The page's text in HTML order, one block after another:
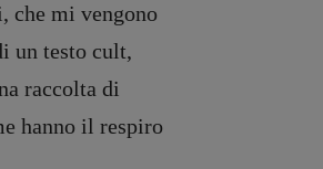
che mi vengono
un testo cult,
raccolta di
hanno il respiro